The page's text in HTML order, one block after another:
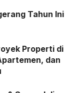
Tahun Ini
Properti di
dan